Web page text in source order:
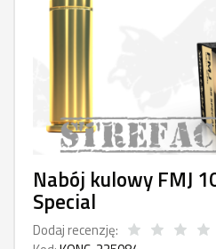
Nabój kulowy FMJ
Special
Dodaj recenzję: